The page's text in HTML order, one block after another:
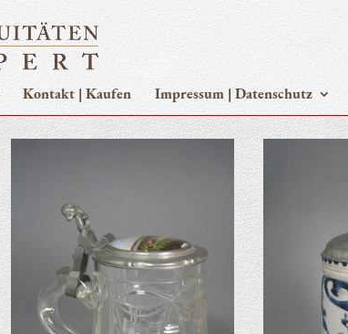
Kon­takt | Kaufen Impres­sum | Datenschutz